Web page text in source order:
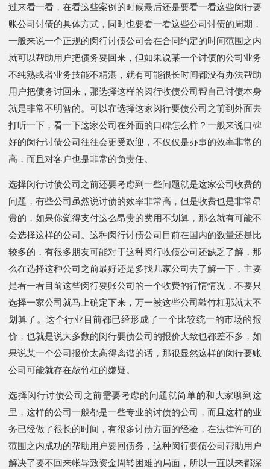
过来看一看，在看这些案例的时候最后还是要看一看这些闵行要
账公司讨债的具体方式，同时也要看一看这些公司讨债的周期，
一般来说一个正规的闵行讨债公司会在合同约定的时间范围之内
就可以帮助用户把债务要回来，但如果说某一个讨债的公司业务
不纯熟或者业务技能不精湛，就有可能很长时间都没有办法帮助
用户把债务讨回来，那选择这样的闵行收债公司帮自己讨债本身
就是非常不明智的。可以在选择这家闵行要债公司之前到外面去
打听一下，看一下这家公司在外面的口碑怎么样？一般来说口碑
好的闵行讨债公司往往会更受欢迎，不仅仅是办事的效率非常的
高，而且对客户也是非常的负责任。
选择闵行讨债公司之前还要考虑到一些问题就是这家公司收费的
问题，有些公司虽然说讨债的效率非常高，但是收费也是非常昂
贵的，如果你觉得支付这么昂贵的费用不划算，那么就有可能不
会选择这样的公司。这种闵行讨债公司目前在国内的数量还是比
较多的，有很多朋友可能对于这种闵行收债公司还缺乏了解，那
么在选择这种公司之前最好还是多找几家公司去了解一下，主要
是看一看目前这些闵行要账公司的一个收费的行情情况，不要只
选择一家公司就马上确定下来，万一被这些公司敲竹杠那就太不
划算了。这个行业目前都已经形成了一个比较统一的市场的报
价，也就是说大多数的闵行要债公司的报价大致也都差不多，如
果说某一个公司报价太高得离谱的话，那很显然这样的闵行要账
公司可能就存在敲竹杠的嫌疑。
选择闵行讨债公司之前需要考虑的问题就简单的和大家聊到这
里，这样的公司一般都是一些专业的讨债的公司，而且这样的业
务已经做了很长的时间，有很多讨债方面的经验，在法律许可的
范围之内成功的帮助用户要回债务，这种闵行要债公司帮助用户
解决了要不回来帐导致资金周转困难的局面，所以一直以来都深